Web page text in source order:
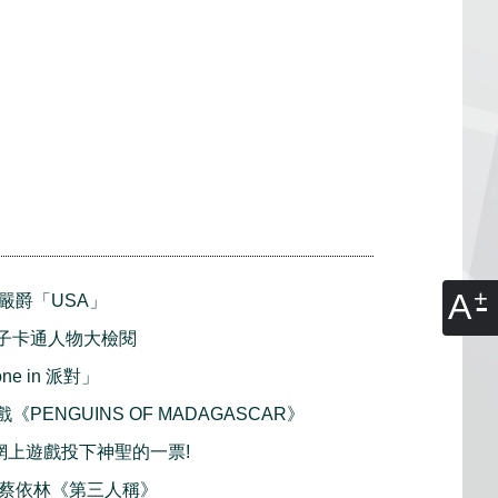
A
爵「USA」
卡通人物大檢閱
in 派對」
《PENGUINS OF MADAGASCAR》
上遊戲投下神聖的一票!
依林《第三人稱》